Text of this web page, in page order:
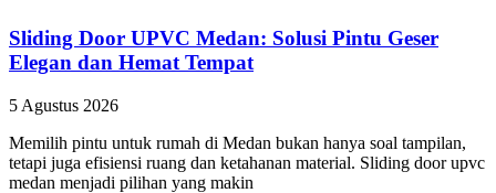
Sliding Door UPVC Medan: Solusi Pintu Geser
Elegan dan Hemat Tempat
5 Agustus 2026
Memilih pintu untuk rumah di Medan bukan hanya soal tampilan,
tetapi juga efisiensi ruang dan ketahanan material. Sliding door upvc
medan menjadi pilihan yang makin